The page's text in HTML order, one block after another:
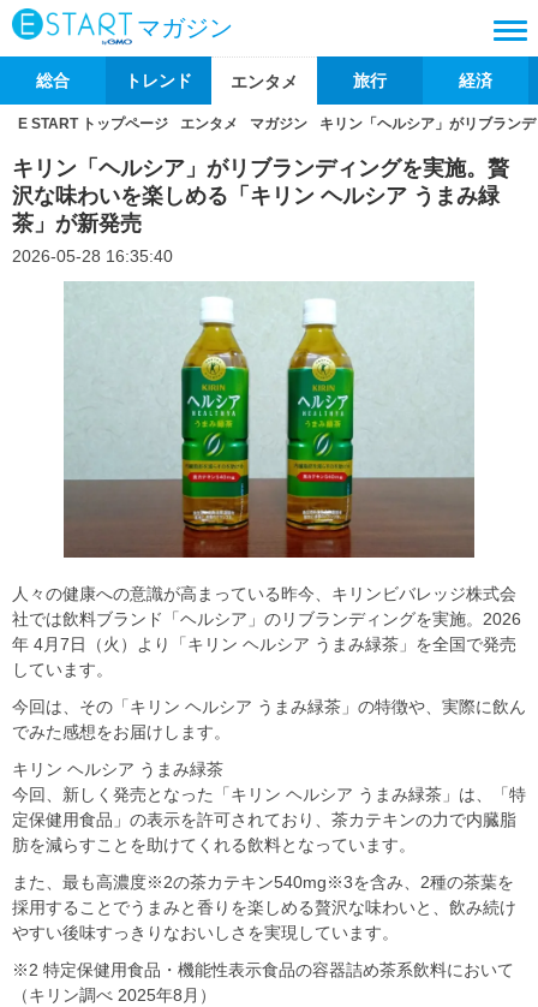
マガジン
総合 トレンド エンタメ 旅行 経済
E START トップページ エンタメ マガジン キリン「ヘルシア」がリブラン
キリン「ヘルシア」がリブランディングを実施。贅
沢な味わいを楽しめる「キリン ヘルシア うまみ緑
茶」が新発売
2026-05-28 16:35:40
人々の健康への意識が高まっている昨今、キリンビバレッジ株式会
社では飲料ブランド「ヘルシア」のリブランディングを実施。2026
年 4月7日（火）より「キリン ヘルシア うまみ緑茶」を全国で発売
しています。
今回は、その「キリン ヘルシア うまみ緑茶」の特徴や、実際に飲ん
でみた感想をお届けします。
キリン ヘルシア うまみ緑茶
今回、新しく発売となった「キリン ヘルシア うまみ緑茶」は、「特
定保健用食品」の表示を許可されており、茶カテキンの力で内臓脂
肪を減らすことを助けてくれる飲料となっています。
また、最も高濃度※2の茶カテキン540mg※3を含み、2種の茶葉を
採用することでうまみと香りを楽しめる贅沢な味わいと、飲み続け
やすい後味すっきりなおいしさを実現しています。
※2 特定保健用食品・機能性表示食品の容器詰め茶系飲料において
（キリン調べ 2025年8月）